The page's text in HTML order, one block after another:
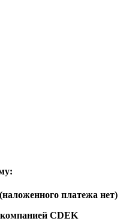
платежа нет)
CDEK